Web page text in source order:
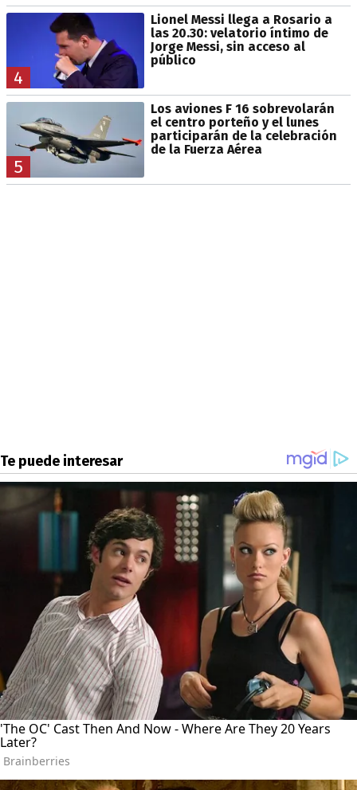
4
Lionel Messi llega a Rosario a
las 20.30: velatorio íntimo de
Jorge Messi, sin acceso al
público
5
Los aviones F 16 sobrevolarán
el centro porteño y el lunes
participarán de la celebración
de la Fuerza Aérea